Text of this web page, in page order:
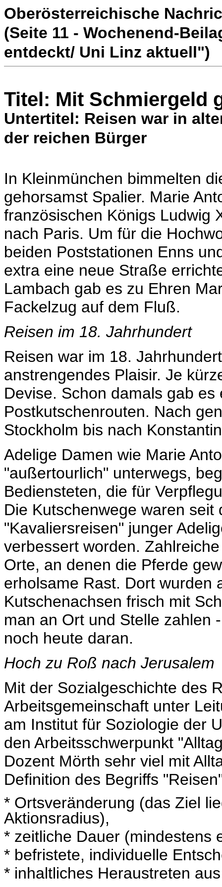
Oberösterreichische
(Seite 11 - Wochenend-
entdeckt/ Uni Linz aktuell")
Titel: Mit Schmiergeld
Untertitel: Reisen war in
der reichen Bürger
In Kleinmünchen bimmelten
gehorsamst Spalier. Marie
französischen Königs Ludwig
nach Paris. Um für die
beiden Poststationen Enns
extra eine neue Straße
Lambach gab es zu Ehren
Fackelzug auf dem Fluß.
Reisen im 18. Jahrhundert
Reisen war im 18.
anstrengendes Plaisir. Je
Devise. Schon damals gab
Postkutschenrouten. Nach
Stockholm bis nach
Adelige Damen wie Marie
"außertourlich" unterwegs,
Bediensteten, die für
Die Kutschenwege waren
"Kavaliersreisen" junger
verbessert worden.
Orte, an denen die Pferde
erholsame Rast. Dort wurden
Kutschenachsen frisch mit
man an Ort und Stelle zahlen
noch heute daran.
Hoch zu Roß nach Jerusalem
Mit der Sozialgeschichte des
Arbeitsgemeinschaft unter
am Institut für Soziologie der
den Arbeitsschwerpunkt
Dozent Mörth sehr viel mit
Definition des Begriffs
* Ortsveränderung (das Ziel
Aktionsradius),
* zeitliche Dauer (mindestens
* befristete, individuelle
* inhaltliches Heraustreten